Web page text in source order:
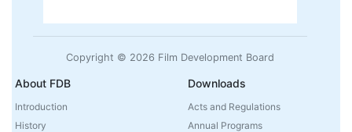
Copyright © 2026 Film Development Board
About FDB
Introduction
History
Downloads
Acts and Regulations
Annual Programs